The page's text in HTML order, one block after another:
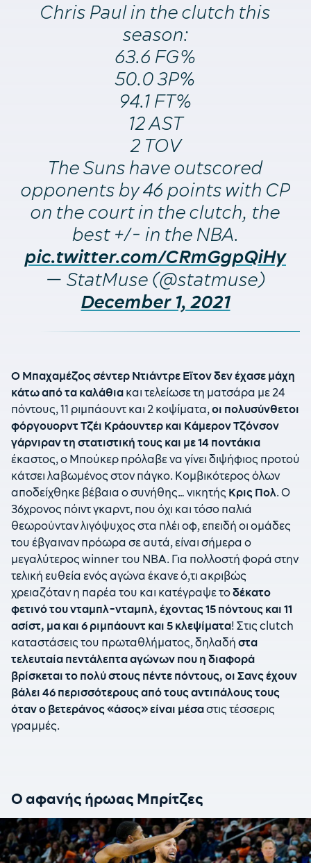
Chris Paul in the clutch this
season:
63.6 FG%
50.0 3P%
94.1 FT%
12 AST
2 TOV
The Suns have outscored
opponents by 46 points with CP
on the court in the clutch, the
best +/- in the NBA.
pic.twitter.com/CRmGgpQiHy
— StatMuse (@statmuse)
December 1, 2021
Ο Μπαχαμέζος σέντερ Ντιάντρε Εϊτον δεν έχασε μάχη
κάτω από τα καλάθια και τελείωσε τη ματσάρα με 24
πόντους, 11 ριμπάουντ και 2 κοψίματα,οι πολυσύνθετοι
φόργουορντ Τζέι Κράουντερ και Κάμερον Τζόνσον
γάρνιραν τη στατιστική τους και με 14 ποντάκια
έκαστος, ο Μπούκερ πρόλαβε να γίνει διψήφιος προτού
κάτσει λαβωμένος στον πάγκο. Κομβικότερος όλων
αποδείχθηκε βέβαια ο συνήθης… νικητής Κρις Πολ. Ο
36χρονος πόιντ γκαρντ, που όχι και τόσο παλιά
θεωρούνταν λιγόψυχος στα πλέι οφ, επειδή οι ομάδες
του έβγαιναν πρόωρα σε αυτά, είναι σήμερα ο
μεγαλύτερος winner του ΝΒΑ. Για πολλοστή φορά στην
τελική ευθεία ενός αγώνα έκανε ό,τι ακριβώς
χρειαζόταν η παρέα του και κατέγραψε τοδέκατο
φετινό του νταμπλ-νταμπλ, έχοντας 15 πόντους και 11
ασίστ, μα και 6 ριμπάουντ και 5 κλεψίματα! Στις clutch
καταστάσεις του πρωταθλήματος, δηλαδή στα
τελευταία πεντάλεπτα αγώνων που η διαφορά
βρίσκεται το πολύ στους πέντε πόντους, οι Σανς έχουν
βάλει 46 περισσότερους από τους αντιπάλους τους
όταν ο βετεράνος «άσος» είναι μέσαστις τέσσερις
γραμμές.
Ο αφανής ήρωας Μπρίτζες